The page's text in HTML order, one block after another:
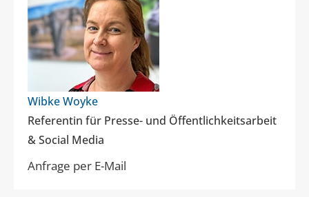
Wibke Woyke
Referentin für Presse- und Öffentlichkeitsarbeit
& Social Media
Anfrage per E-Mail